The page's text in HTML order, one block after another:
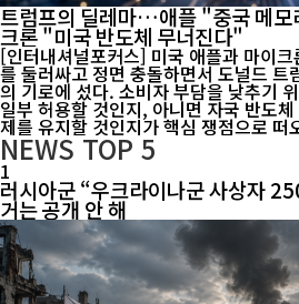
트럼프의 딜레마…애플 "중국 메모
크론 "미국 반도체 무너진다"
[인터내셔널포커스] 미국 애플과 마이
를 둘러싸고 정면 충돌하면서 도널드 트
의 기로에 섰다. 소비자 부담을 낮추기
일부 허용할 것인지, 아니면 자국 반도
제를 유지할 것인지가 핵심 쟁점으로 떠
NEWSTOP 5
1
러시아군 “우크라이나군 사상자
거는 공개 안 해